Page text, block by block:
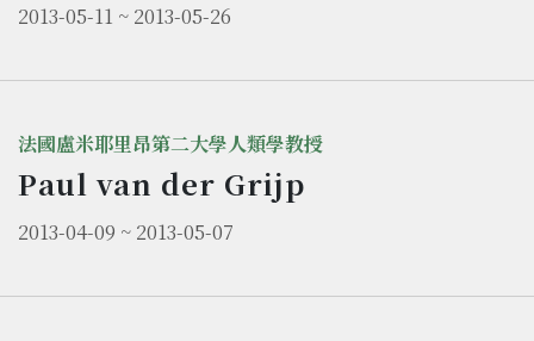
2013-05-11 ~ 2013-05-26
法國盧米耶里昂第二大學人類學教授
Paul van der Grijp
2013-04-09 ~ 2013-05-07